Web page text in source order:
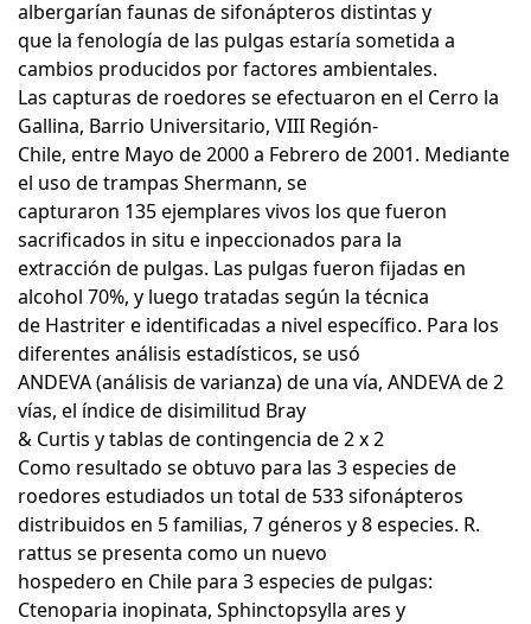
albergarían faunas de sifonápteros distintas y
que la fenología de las pulgas estaría sometida a
cambios producidos por factores ambientales.
Las capturas de roedores se efectuaron en el Cerro la
Gallina, Barrio Universitario, VIII Región-
Chile, entre Mayo de 2000 a Febrero de 2001. Mediante
el uso de trampas Shermann, se
capturaron 135 ejemplares vivos los que fueron
sacrificados in situ e inpeccionados para la
extracción de pulgas. Las pulgas fueron fijadas en
alcohol 70%, y luego tratadas según la técnica
de Hastriter e identificadas a nivel específico. Para los
diferentes análisis estadísticos, se usó
ANDEVA (análisis de varianza) de una vía, ANDEVA de 2
vías, el índice de disimilitud Bray
& Curtis y tablas de contingencia de 2 x 2
Como resultado se obtuvo para las 3 especies de
roedores estudiados un total de 533 sifonápteros
distribuidos en 5 familias, 7 géneros y 8 especies. R.
rattus se presenta como un nuevo
hospedero en Chile para 3 especies de pulgas:
Ctenoparia inopinata, Sphinctopsylla ares y